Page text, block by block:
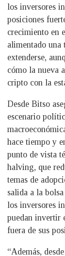
los inversores
posiciones
crecimiento en
alimentado una
extenderse,
cómo la nueva
cripto con la
Desde Bitso
escenario
hace tiempo y
punto de vista
halving, que
temas de
salida a la
los inversores
puedan invertir
fuera de sus
“Además,